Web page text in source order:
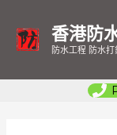
香港防
防水工程 防水